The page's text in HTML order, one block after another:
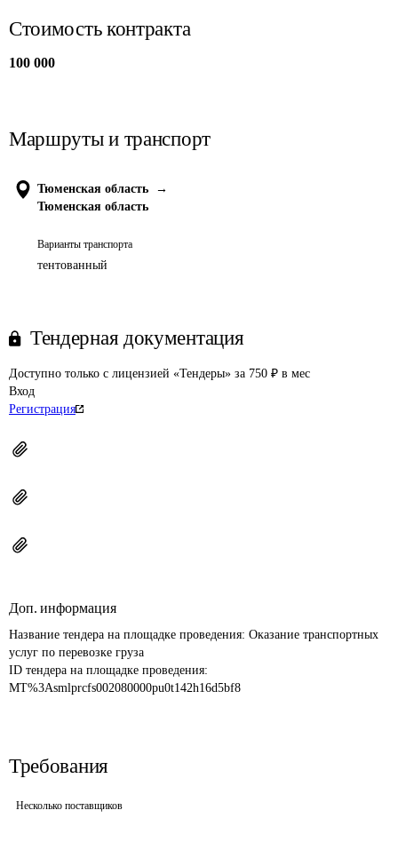
Стоимость контракта
100 000
Маршруты и транспорт
Тюменская область
→
Тюменская область
Варианты транспорта
тентованный
Тендерная документация
Доступно только с лицензией «Тендеры» за 750 ₽ в мес
Вход
Регистрация
Доп. информация
Название тендера на площадке проведения: Оказание транспортных
услуг по перевозке груза
ID тендера на площадке проведения:
MT%3Asmlprcfs002080000pu0t142h16d5bf8
Требования
Несколько поставщиков